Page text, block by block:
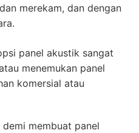
merekam, dan dengan
panel akustik sangat
menemukan panel
komersial atau
membuat panel